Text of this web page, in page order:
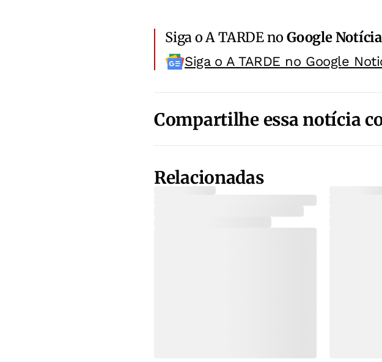
Siga o A TARDE noGoogle
Siga o A TARDE no Google
Compartilhe essa notícia
Relacionadas